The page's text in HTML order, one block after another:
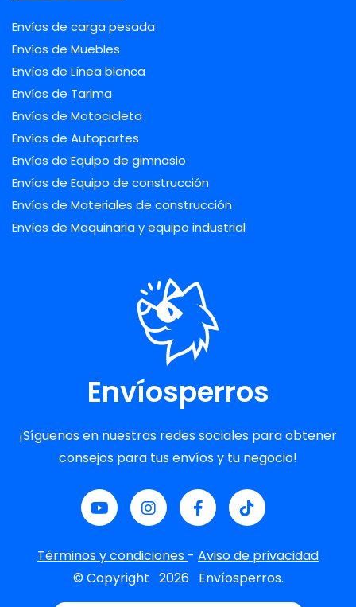
Envíos de carga pesada
Envíos de Muebles
Envíos de Línea blanca
Envíos de Tarima
Envíos de Motocicleta
Envíos de Autopartes
Envíos de Equipo de gimnasio
Envíos de Equipo de construcción
Envíos de Materiales de construcción
Envíos de Maquinaria y equipo industrial
Envíosperros
¡Síguenos en nuestras redes sociales para obtener
consejos para tus envíos y tu negocio!
Términos y condiciones - Aviso de privacidad
© Copyright 2026 Envíosperros.